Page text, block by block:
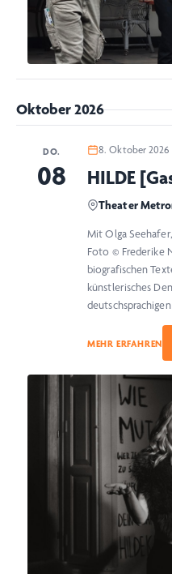
Oktober 2026
DO.
08
8. Oktober 2026
HILDE
Theater
Mit Olga
Foto © Frederike
biografischen
künstlerisches
MEHR ERFAHREN